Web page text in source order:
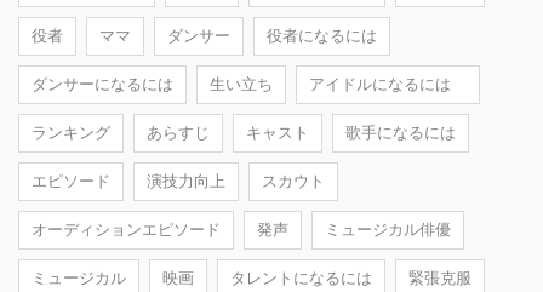
役者 ママ ダンサー 役者になるには
ダンサーになるには 生い立ち アイドルになるには
ランキング あらすじ キャスト 歌手になるには
エピソード 演技力向上 スカウト
オーディションエピソード 発声 ミュージカル俳優
ミュージカル 映画 タレントになるには 緊張克服